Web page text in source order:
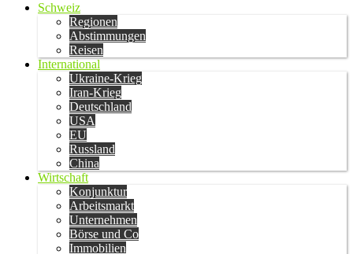
Schweiz
Regionen
Abstimmungen
Reisen
International
Ukraine-Krieg
Iran-Krieg
Deutschland
USA
EU
Russland
China
Wirtschaft
Konjunktur
Arbeitsmarkt
Unternehmen
Börse und Co
Immobilien